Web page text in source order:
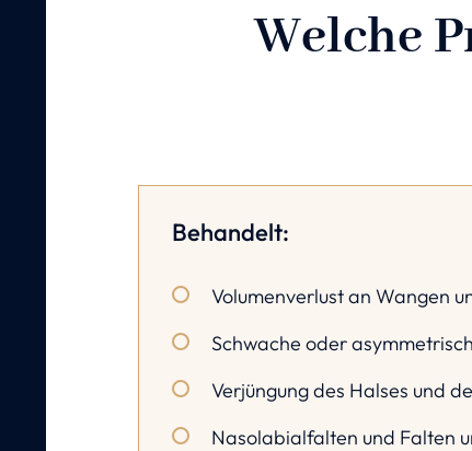
Welche
Behandelt:
Volumenverlust an Wangen
Schwache oder
Verjüngung des Halses und
Nasolabialfalten und Falten